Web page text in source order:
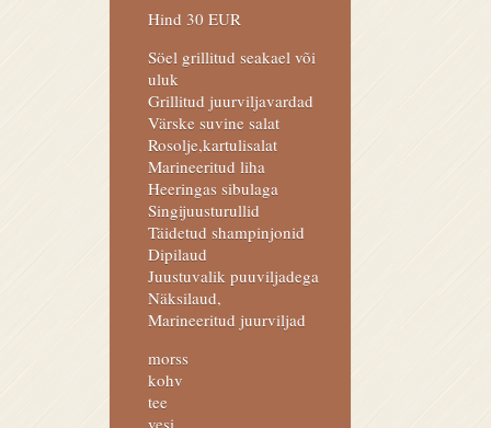
Hind 30 EUR
Söel grillitud seakael või
uluk
Grillitud juurviljavardad
Värske suvine salat
Rosolje,kartulisalat
Marineeritud liha
Heeringas sibulaga
Singijuusturullid
Täidetud shampinjonid
Dipilaud
Juustuvalik puuviljadega
Näksilaud,
Marineeritud juurviljad
morss
kohv
tee
vesi